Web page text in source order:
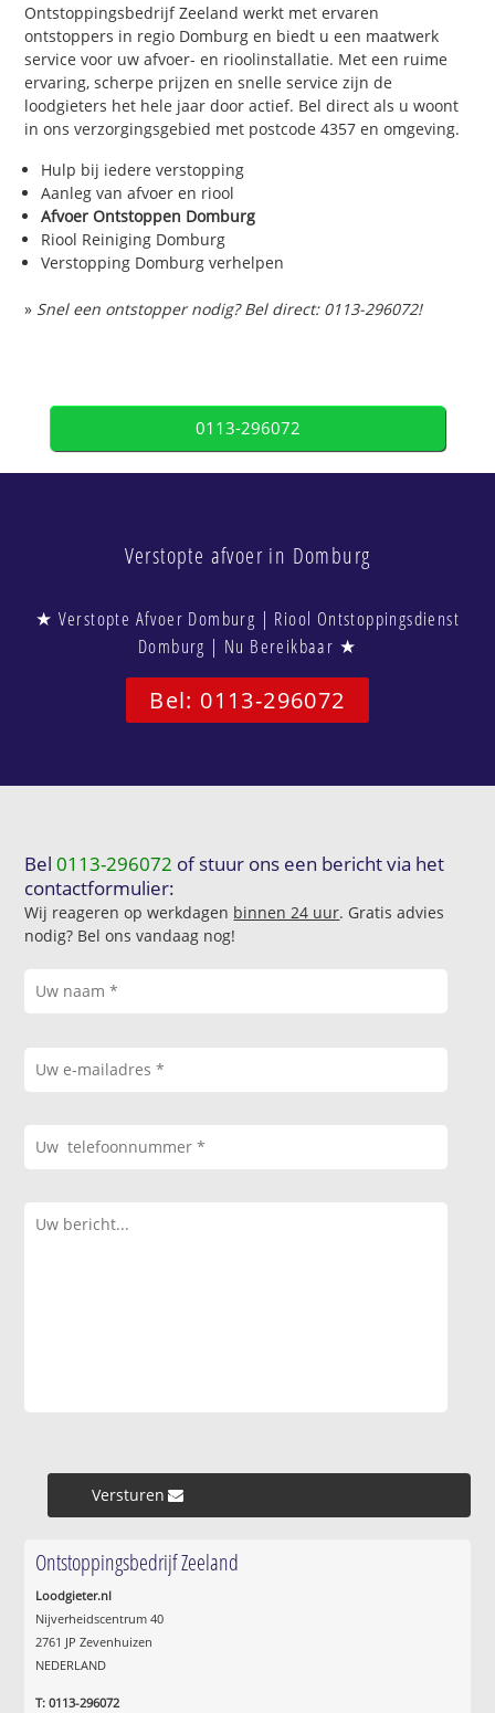
Ontstoppingsbedrijf Zeeland werkt met ervaren
ontstoppers in regio Domburg en biedt u een maatwerk
service voor uw afvoer- en rioolinstallatie. Met een ruime
ervaring, scherpe prijzen en snelle service zijn de
loodgieters het hele jaar door actief. Bel direct als u woont
in ons verzorgingsgebied met postcode 4357 en omgeving.
Hulp bij iedere verstopping
Aanleg van afvoer en riool
Afvoer Ontstoppen Domburg
Riool Reiniging Domburg
Verstopping Domburg verhelpen
» Snel een ontstopper nodig? Bel direct: 0113-296072!
0113-296072
Verstopte afvoer in Domburg
★ Verstopte Afvoer Domburg | Riool Ontstoppingsdienst
Domburg | Nu Bereikbaar ★
Bel: 0113-296072
Bel0113-296072 of stuur ons een bericht via het
contactformulier:
Wij reageren op werkdagen binnen 24 uur. Gratis advies
nodig? Bel ons vandaag nog!
Versturen »
Ontstoppingsbedrijf Zeeland
Loodgieter.nl
Nijverheidscentrum 40
2761 JP Zevenhuizen
NEDERLAND
T: 0113-296072